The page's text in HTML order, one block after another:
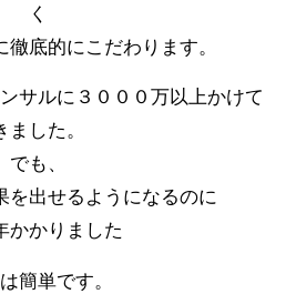
く
底的にこだわります。
サルに３０００万以上かけて
ました。
でも、
を出せるようになるのに
かかりました
簡単です。